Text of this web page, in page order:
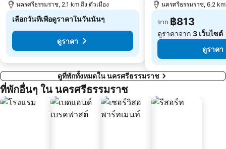
นครศรีธรรมราช, 2.1 km ถึง ตัวเมือง
เลือกวันที่เพื่อดูราคาในวันนั้นๆ
ดูราคา
นครศรีธรรมราช, 6.2
จาก ฿813
ดูราคาจาก 3 เว็บไซต์
ดูราคา
ดูที่พักทั้งหมดใน นครศรีธรรมราช
ที่พักอื่นๆ ใน นครศรีธรรมราช